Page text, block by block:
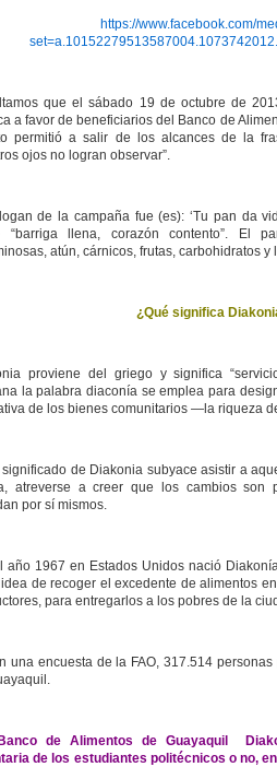
https://www.facebook.com/
que el sábado 19 de octubre de
a favor de beneficiarios del Banco de
permitió a salir de los alcances de la
ojos no logran observar”.
de la campaña fue (es): ‘Tu pan da
“barriga llena, corazón contento”. El
atún, cárnicos, frutas, carbohidratos y
¿Qué significa
proviene del griego y significa
la palabra diaconía se emplea para
de los bienes comunitarios ―la riqueza
significado de Diakonia subyace asistir a
atreverse a creer que los cambios son
por sí mismos.
año 1967 en Estados Unidos nació
de recoger el excedente de alimentos
para entregarlos a los pobres de la
una encuesta de la FAO, 317.514
de Alimentos de Guayaquil
de los estudiantes politécnicos o no,